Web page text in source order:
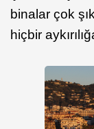
binalar çok
hiçbir